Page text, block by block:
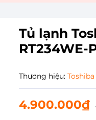
Tủ lạnh
RT234WE-
Thương hiệu: Toshiba
4.900.000₫